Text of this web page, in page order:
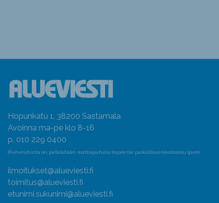
Hopunkatu 1, 38200 Sastamala
Avoinna ma-pe klo 8-16
p. 010 229 0400
(Puheluhinta on pelkästään matkapuhelu (mpm) tai paikallisverkkomaksu (pvm)
ilmoitukset@alueviesti.fi
toimitus@alueviesti.fi
etunimi.sukunimi@alueviesti.fi